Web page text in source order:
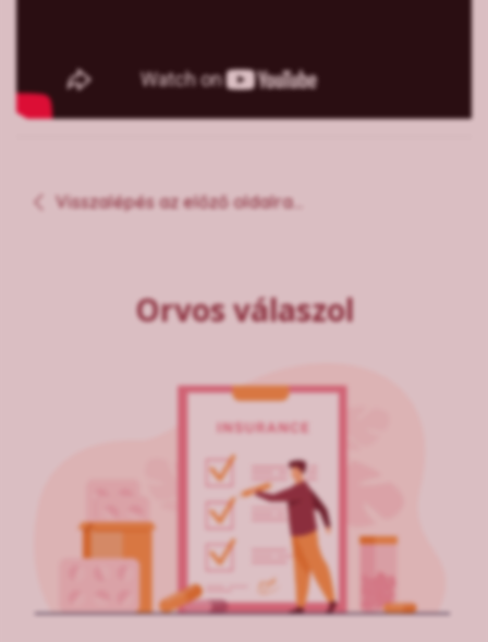
Orvos válaszol
Visszalépés az előző oldalra...